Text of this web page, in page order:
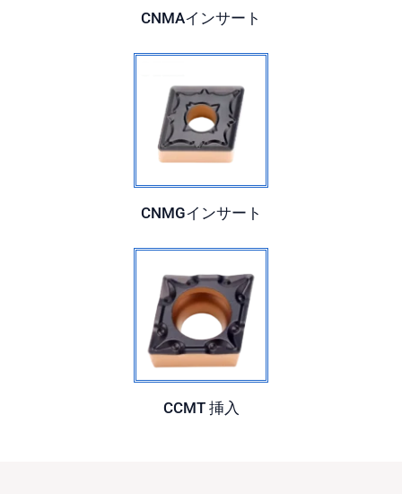
CNMAインサート
CNMGインサート
CCMT挿入